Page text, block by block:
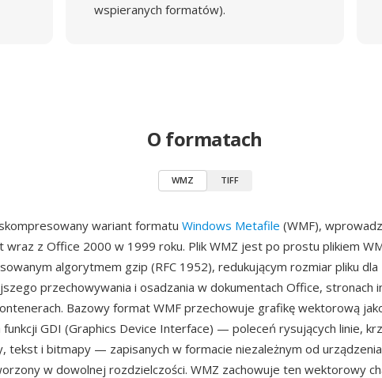
wspieranych formatów).
O formatach
WMZ TIFF
wariant formatu Windows Metafile (WMF),
wraz z Office 2000 w 1999 roku. Plik WMZ jest po prostu plikiem
algorytmem gzip (RFC 1952), redukującym rozmiar pliku dla
przechowywania i osadzania w dokumentach Office, stronach
Bazowy format WMF przechowuje grafikę wektorową
funkcji GDI (Graphics Device Interface) — poleceń rysujących linie,
tekst i bitmapy — zapisanych w formacie niezależnym od
w dowolnej rozdzielczości. WMZ zachowuje ten wektorowy